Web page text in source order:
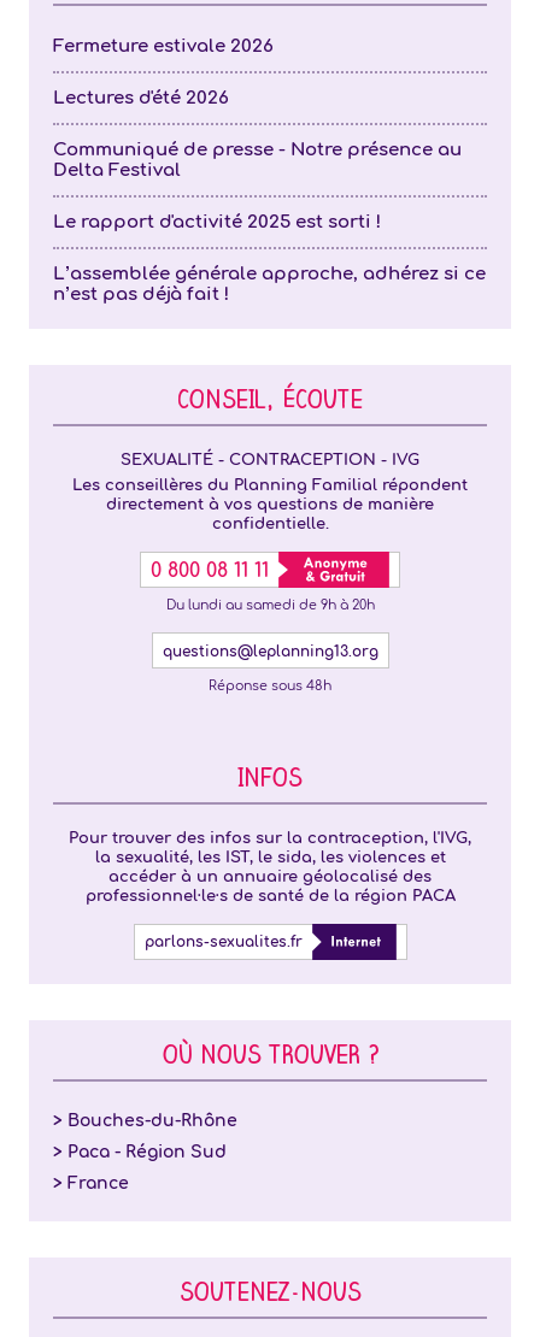
Fermeture estivale 2026
Lectures d'été 2026
Communiqué de presse - Notre présence au
Delta Festival
Le rapport d'activité 2025 est sorti !
L’assemblée générale approche, adhérez si ce
n’est pas déjà fait !
CONSEIL, ÉCOUTE
SEXUALITÉ - CONTRACEPTION - IVG
Les conseillères du Planning Familial répondent
directement à vos questions de manière
confidentielle.
0 800 08 11 11
Du lundi au samedi de 9h à 20h
questions@leplanning13.org
Réponse sous 48h
INFOS
Pour trouver des infos sur la contraception, l'IVG,
la sexualité, les IST, le sida, les violences et
accéder à un annuaire géolocalisé des
professionnel·le·s de santé de la région PACA
parlons-sexualites.fr
OÙ NOUS TROUVER ?
> Bouches-du-Rhône
> Paca - Région Sud
> France
SOUTENEZ-NOUS